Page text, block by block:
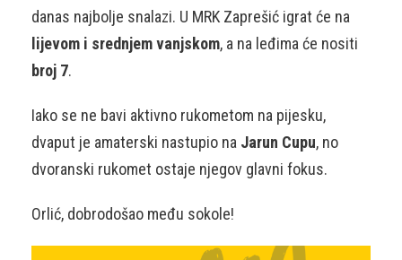
danas najbolje snalazi. U MRK Zaprešić igrat će na
lijevom i srednjem vanjskom, a na leđima će nositi
broj 7.
Iako se ne bavi aktivno rukometom na pijesku,
dvaput je amaterski nastupio na Jarun Cupu, no
dvoranski rukomet ostaje njegov glavni fokus.
Orlić, dobrodošao među sokole!